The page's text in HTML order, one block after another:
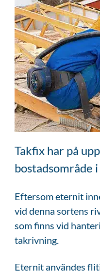
Takfix har på
bostadsområde
Eftersom eternit
vid denna sortens
som finns vid
takrivning.
Eternit användes